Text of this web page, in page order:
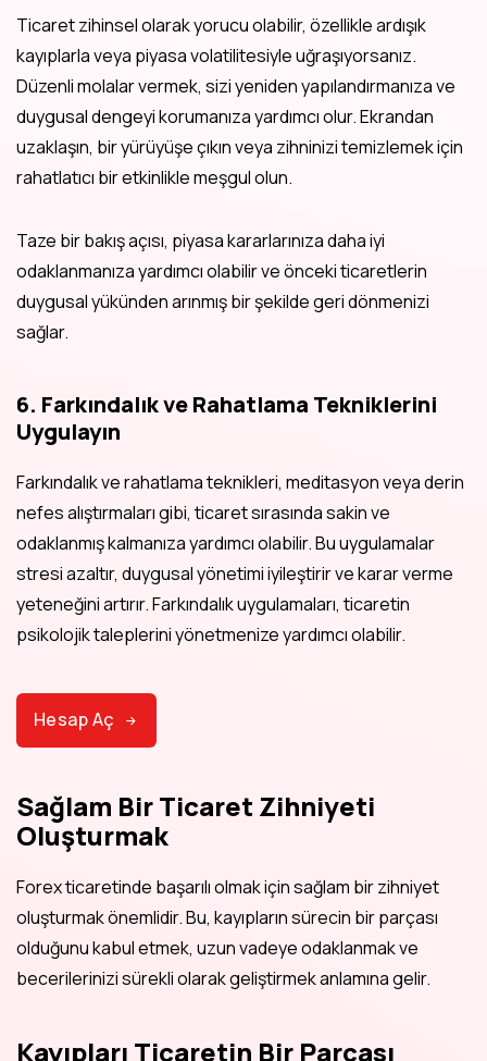
Ticaret zihinsel olarak yorucu olabilir, özellikle ardışık
kayıplarla veya piyasa volatilitesiyle uğraşıyorsanız.
Düzenli molalar vermek, sizi yeniden yapılandırmanıza ve
duygusal dengeyi korumanıza yardımcı olur. Ekrandan
uzaklaşın, bir yürüyüşe çıkın veya zihninizi temizlemek için
rahatlatıcı bir etkinlikle meşgul olun.
Taze bir bakış açısı, piyasa kararlarınıza daha iyi
odaklanmanıza yardımcı olabilir ve önceki ticaretlerin
duygusal yükünden arınmış bir şekilde geri dönmenizi
sağlar.
6. Farkındalık ve Rahatlama Tekniklerini
Uygulayın
Farkındalık ve rahatlama teknikleri, meditasyon veya derin
nefes alıştırmaları gibi, ticaret sırasında sakin ve
odaklanmış kalmanıza yardımcı olabilir. Bu uygulamalar
stresi azaltır, duygusal yönetimi iyileştirir ve karar verme
yeteneğini artırır. Farkındalık uygulamaları, ticaretin
psikolojik taleplerini yönetmenize yardımcı olabilir.
Hesap Aç
Sağlam Bir Ticaret Zihniyeti
Oluşturmak
Forex ticaretinde başarılı olmak için sağlam bir zihniyet
oluşturmak önemlidir. Bu, kayıpların sürecin bir parçası
olduğunu kabul etmek, uzun vadeye odaklanmak ve
becerilerinizi sürekli olarak geliştirmek anlamına gelir.
Kayıpları Ticaretin Bir Parçası